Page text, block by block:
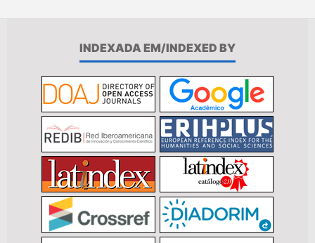
INDEXADA EM/INDEXED BY